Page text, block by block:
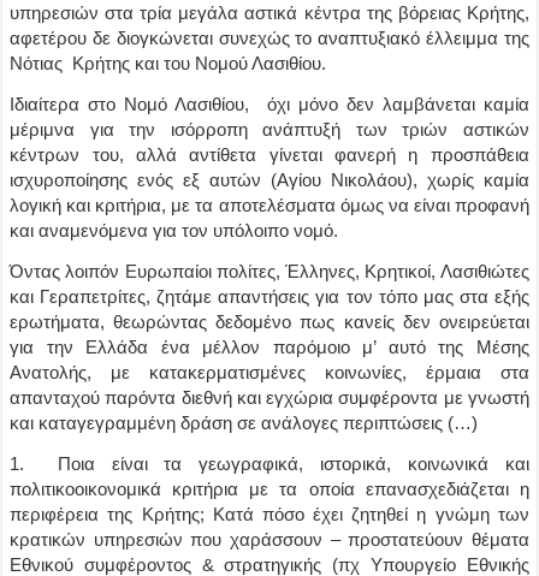
υπηρεσιών στα τρία μεγάλα αστικά κέντρα της βόρειας Κρήτης,
αφετέρου δε διογκώνεται συνεχώς το αναπτυξιακό έλλειμμα της
Νότιας Κρήτης και του Νομού Λασιθίου.
Ιδιαίτερα στο Νομό Λασιθίου, όχι μόνο δεν λαμβάνεται καμία
μέριμνα για την ισόρροπη ανάπτυξή των τριών αστικών
κέντρων του, αλλά αντίθετα γίνεται φανερή η προσπάθεια
ισχυροποίησης ενός εξ αυτών (Αγίου Νικολάου), χωρίς καμία
λογική και κριτήρια, με τα αποτελέσματα όμως να είναι προφανή
και αναμενόμενα για τον υπόλοιπο νομό.
Όντας λοιπόν Ευρωπαίοι πολίτες, Έλληνες, Κρητικοί, Λασιθιώτες
και Γεραπετρίτες, ζητάμε απαντήσεις για τον τόπο μας στα εξής
ερωτήματα, θεωρώντας δεδομένο πως κανείς δεν ονειρεύεται
για την Ελλάδα ένα μέλλον παρόμοιο μ’ αυτό της Μέσης
Ανατολής, με κατακερματισμένες κοινωνίες, έρμαια στα
απανταχού παρόντα διεθνή και εγχώρια συμφέροντα με γνωστή
και καταγεγραμμένη δράση σε ανάλογες περιπτώσεις (…)
1. Ποια είναι τα γεωγραφικά, ιστορικά, κοινωνικά και
πολιτικοοικονομικά κριτήρια με τα οποία επανασχεδιάζεται η
περιφέρεια της Κρήτης; Κατά πόσο έχει ζητηθεί η γνώμη των
κρατικών υπηρεσιών που χαράσσουν – προστατεύουν θέματα
Εθνικού συμφέροντος & στρατηγικής (πχ Υπουργείο Εθνικής